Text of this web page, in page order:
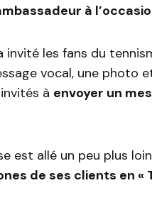
à
invité les fans du
vocal, une photo
à envoyer un
est allé un peu plus
de ses clients en «